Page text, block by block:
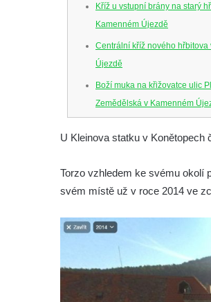
Kříž u vstupní brány na starý
Kamenném Újezdě
Centrální kříž nového hřbitova
Újezdě
Boží muka na křižovatce ulic
Zemědělská v Kamenném
v Kamenném Újezdě
Boží muka na křižovatce ulic
Centrální kříž hřbitova ve
Kříž u kostela svatého Václava
U Kleinova statku v
Torzo vzhledem ke svému okolí
svém místě už v roce 2014 ve